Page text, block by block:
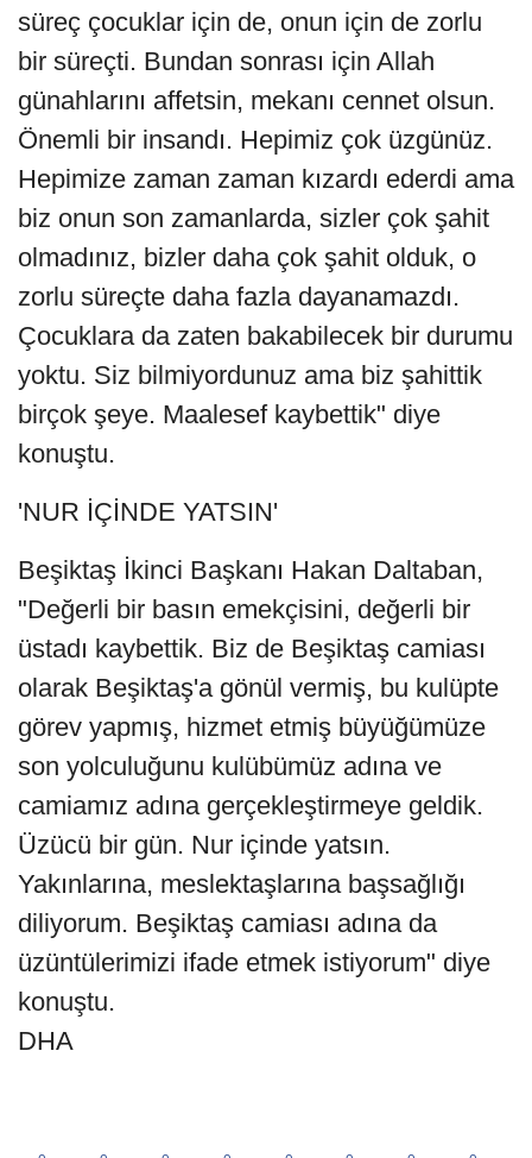
süreç çocuklar için de, onun için de zorlu
bir süreçti. Bundan sonrası için Allah
günahlarını affetsin, mekanı cennet olsun.
Önemli bir insandı. Hepimiz çok üzgünüz.
Hepimize zaman zaman kızardı ederdi ama
biz onun son zamanlarda, sizler çok şahit
olmadınız, bizler daha çok şahit olduk, o
zorlu süreçte daha fazla dayanamazdı.
Çocuklara da zaten bakabilecek bir durumu
yoktu. Siz bilmiyordunuz ama biz şahittik
birçok şeye. Maalesef kaybettik" diye
konuştu.
'NUR İÇİNDE YATSIN'
Beşiktaş İkinci Başkanı Hakan Daltaban,
"Değerli bir basın emekçisini, değerli bir
üstadı kaybettik. Biz de Beşiktaş camiası
olarak Beşiktaş'a gönül vermiş, bu kulüpte
görev yapmış, hizmet etmiş büyüğümüze
son yolculuğunu kulübümüz adına ve
camiamız adına gerçekleştirmeye geldik.
Üzücü bir gün. Nur içinde yatsın.
Yakınlarına, meslektaşlarına başsağlığı
diliyorum. Beşiktaş camiası adına da
üzüntülerimizi ifade etmek istiyorum" diye
konuştu.
DHA